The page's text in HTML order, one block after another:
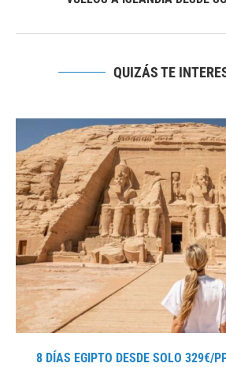
QUIZÁS TE
8 DÍAS EGIPTO DESDE SOLO 329€/